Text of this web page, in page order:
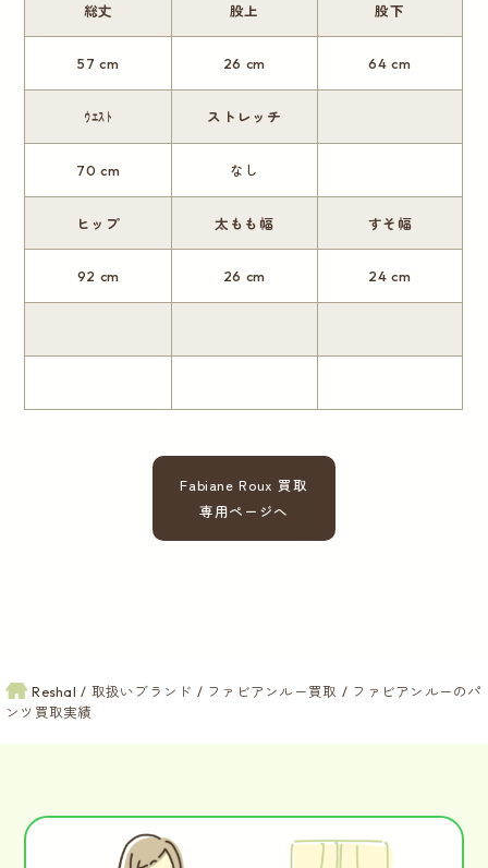
総丈
57 cm
股上
26 cm
股下
64 cm
ｳｴｽﾄ
70 cm
ストレッチ
なし
ヒップ
92 cm
太もも幅
26 cm
すそ幅
24 cm
Fabiane Roux 買取
専用ページへ
Reshal 取扱いブランド ファビアンルー買取
ファビアンルーのパ
ンツ買取実績